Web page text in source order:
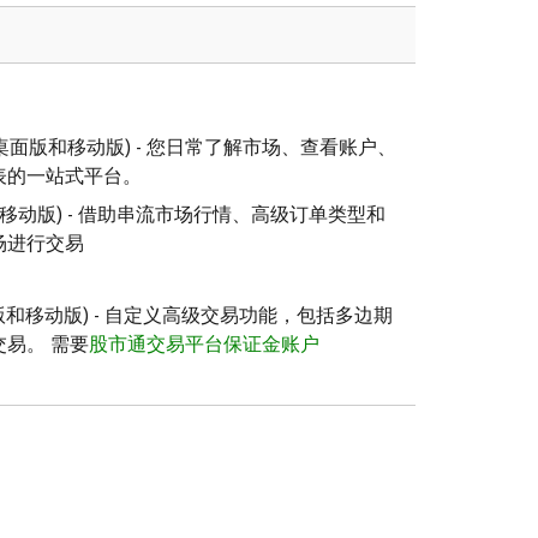
面版和移动版) - 您日常了解市场、查看账户、
一站式平台。
动版) - 借助串流市场行情、高级订单类型和
进行交易
移动版) - 自定义高级交易功能，包括多边期
易。 需要股市通交易平台保证金账户